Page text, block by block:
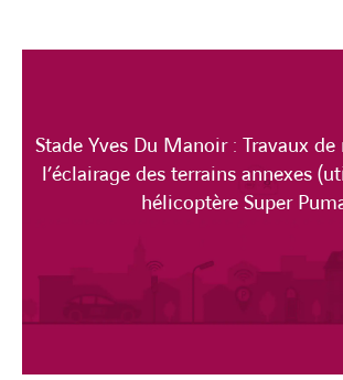
Stade Yves Du Manoir : Travaux
l’éclairage des terrains annexes
hélicoptère Super